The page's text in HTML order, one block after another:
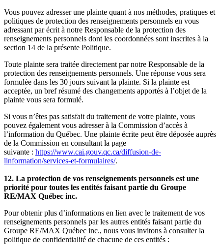
Vous pouvez adresser une plainte quant à nos méthodes, pratiques et
politiques de protection des renseignements personnels en vous
adressant par écrit à notre Responsable de la protection des
renseignements personnels dont les coordonnées sont inscrites à la
section 14 de la présente Politique.
Toute plainte sera traitée directement par notre Responsable de la
protection des renseignements personnels. Une réponse vous sera
formulée dans les 30 jours suivant la plainte. Si la plainte est
acceptée, un bref résumé des changements apportés à l’objet de la
plainte vous sera formulé.
Si vous n’êtes pas satisfait du traitement de votre plainte, vous
pouvez également vous adresser à la Commission d’accès à
l’information du Québec. Une plainte écrite peut être déposée auprès
de la Commission en consultant la page
suivante : https://www.cai.gouv.qc.ca/diffusion-de-
linformation/services-et-formulaires/.
12. La protection de vos renseignements personnels est une
priorité pour toutes les entités faisant partie du Groupe
RE/MAX Québec inc.
Pour obtenir plus d’informations en lien avec le traitement de vos
renseignements personnels par les autres entités faisant partie du
Groupe RE/MAX Québec inc., nous vous invitons à consulter la
politique de confidentialité de chacune de ces entités :